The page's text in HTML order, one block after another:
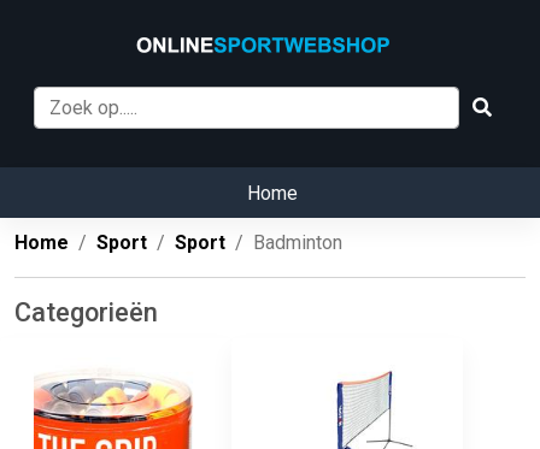
Home
Home Sport Sport Badminton
Categorieën